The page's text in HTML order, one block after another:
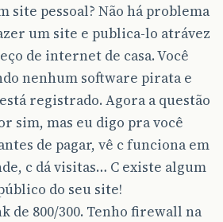
site pessoal? Não há problema
um site e publica-lo atrávez
de internet de casa. Você
nenhum software pirata e
registrado. Agora a questão
sim, mas eu digo pra você
de pagar, vê c funciona em
c dá visitas… C existe algum
do seu site!
de 800/300. Tenho firewall na